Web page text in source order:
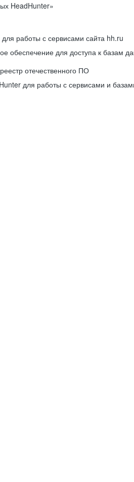
HeadHunter»
работы с сервисами сайта hh.ru
для доступа к базам
отечественного ПО
для работы с сервисами и